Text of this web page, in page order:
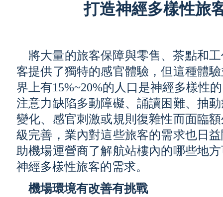
打造神經多樣性旅
將大量的旅客保障與零售、茶點和
客提供了獨特的感官體驗，但這種體
界上有15%~20%的人口是神經多樣性
注意力缺陷多動障礙、誦讀困難、抽
變化、感官刺激或規則復雜性而面臨
級完善，業內對這些旅客的需求也日
助機場運營商了解航站樓內的哪些地
神經多樣性旅客的需求。
機場環境有改善有挑戰